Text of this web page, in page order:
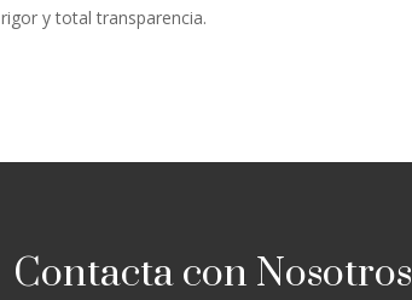
y total transparencia.
Contacta con Nosotros